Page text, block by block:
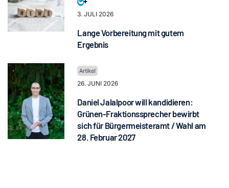
3. JULI 2026
Lange Vorbereitung mit gutem
Ergebnis
26. JUNI 2026
Daniel Jalalpoor will kandidieren:
Grünen-Fraktionssprecher bewirbt
sich für Bürgermeisteramt / Wahl am
28. Februar 2027